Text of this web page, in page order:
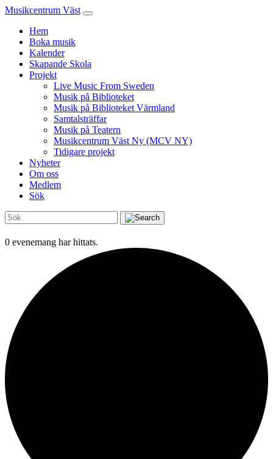
Musikcentrum Väst
Hem
Boka musik
Kalender
Skapande Skola
Projekt
Live Music From Sweden
Musik på Biblioteket
Musik på Biblioteket Värmland
Samtalsträffar
Musik på Teatern
Musikcentrum Väst Ny (MCV NY)
Tidigare projekt
Nyheter
Om oss
Medlem
Sök
0 evenemang har hittats.